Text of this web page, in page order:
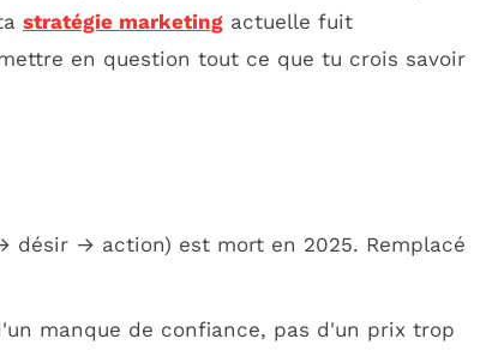
stratégie marketing actuelle fuit
en question tout ce que tu crois savoir
→ action) est mort en 2025. Remplacé
manque de confiance, pas d'un prix trop